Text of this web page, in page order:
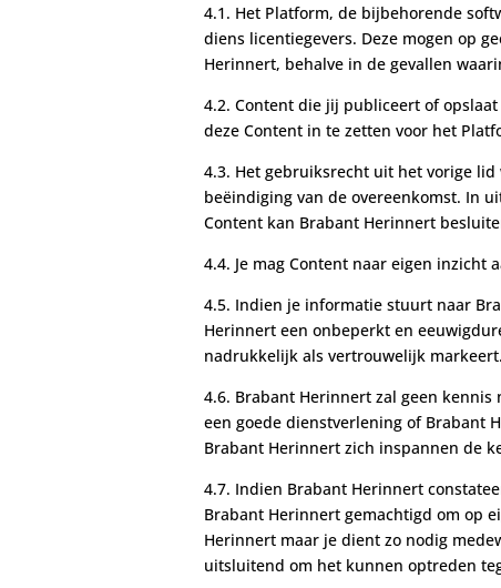
4.1. Het Platform, de bijbehorende
diens licentiegevers. Deze mogen op
Herinnert, behalve in de gevallen
4.2. Content die jij publiceert of
deze Content in te zetten voor het
4.3. Het gebruiksrecht uit het vorige
beëindiging van de overeenkomst. In
Content kan Brabant Herinnert
4.4. Je mag Content naar eigen inzicht
4.5. Indien je informatie stuurt naar
Herinnert een onbeperkt en
nadrukkelijk als vertrouwelijk markeert.
4.6. Brabant Herinnert zal geen
een goede dienstverlening of Brabant
Brabant Herinnert zich inspannen de
4.7. Indien Brabant Herinnert
Brabant Herinnert gemachtigd om op
Herinnert maar je dient zo nodig
uitsluitend om het kunnen optreden